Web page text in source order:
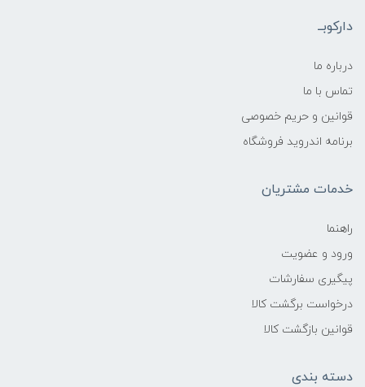
دارکوبــ
درباره ما
تماس با ما
قوانین و حریم خصوصی
برنامه اندروید فروشگاه
خدمات مشتریان
راهنما
ورود و عضویت
پیگیری سفارشات
درخواست برگشت کالا
قوانین بازگشت کالا
دسته بندی